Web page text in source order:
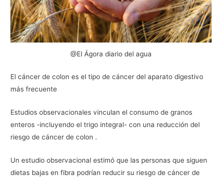
@El Ágora diario del agua
El cáncer de colon es el tipo de cáncer del aparato digestivo
más frecuente
Estudios observacionales vinculan el consumo de granos
enteros -incluyendo el trigo integral- con una reducción del
riesgo de cáncer de colon .
Un estudio observacional estimó que las personas que siguen
dietas bajas en fibra podrían reducir su riesgo de cáncer de